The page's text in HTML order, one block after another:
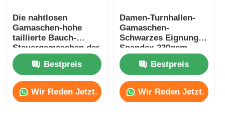
Die nahtlosen
Gamaschen-hohe
taillierte Bauch-
Steuergamaschen der
Sport-Frauen
Bestpreis
Wir Reden Jetzt.
Damen-Turnhallen-
Gamaschen-
Schwarzes Eignung
Spandex-230gsm
hohes tailliertes
Bestpreis
Wir Reden Jetzt.